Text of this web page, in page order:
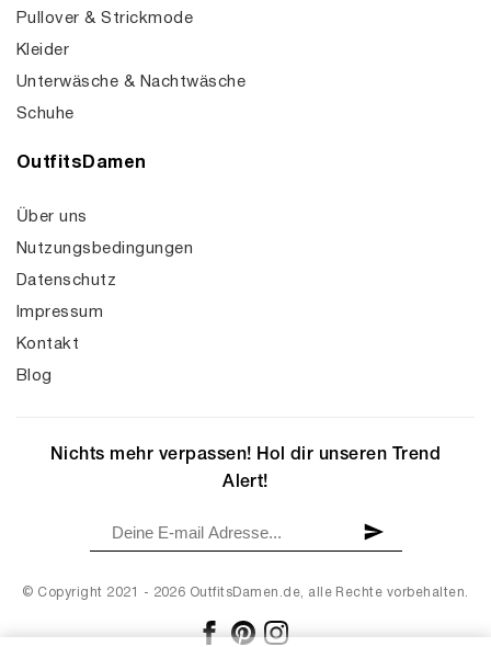
Pullover & Strickmode
Kleider
Unterwäsche & Nachtwäsche
Schuhe
OutfitsDamen
Über uns
Nutzungsbedingungen
Datenschutz
Impressum
Kontakt
Blog
© Copyright 2021 - 2026 OutfitsDamen.de, alle Rechte vorbehalten.
Nichts mehr verpassen! Hol dir unseren Trend
Alert!